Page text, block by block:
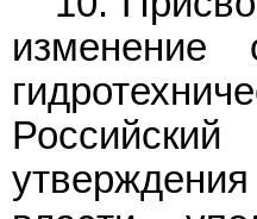
изменение
Российский